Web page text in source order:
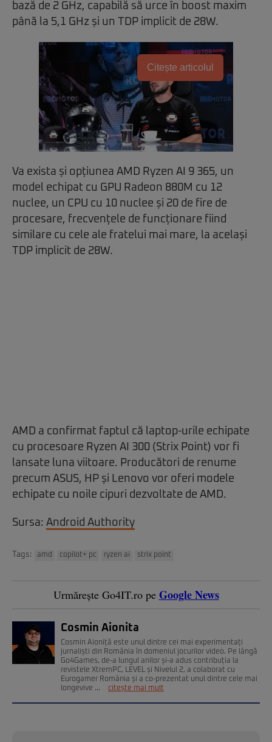
bază de 2 GHz, capabilă să urce în boost maxim
până la 5,1 GHz și un TDP implicit de 28W.
Citește articolul
Va exista și opțiunea AMD Ryzen AI 9 365, un
model echipat cu GPU Radeon 880M cu 12
nuclee, un CPU cu 10 nuclee și 20 de fire de
procesare, frecvențele de funcționare fiind
similare cu cele ale fratelui mai mare, la același
TDP implicit de 28W.
AMD a confirmat faptul că laptop-urile echipate
cu procesoare Ryzen AI 300 (Strix Point) vor fi
lansate luna viitoare. Producători de renume
precum ASUS, HP și Lenovo vor oferi modele
echipate cu noile cipuri dezvoltate de AMD.
Sursa: Android Authority
Tags: amd copilot+ pc ryzen ai strix point
Urmărește Go4IT.ro pe Google News
Cosmin Aionita
Cosmin Aioniță este unul dintre cei mai experimentați
jurnaliști din România în domeniul jocurilor video. Pe lângă
Go4Games, de-a lungul anilor și-a adus contribuția la
revistele XtremPC, LEVEL și Nivelul 2, a colaborat cu
Eurogamer România și a co-prezentat unul dintre cele mai
longevive ...
citește mai mult